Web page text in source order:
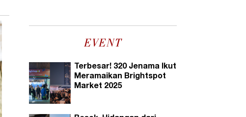
EVENT
Terbesar! 320 Jenama Ikut
Meramaikan Brightspot
Market 2025